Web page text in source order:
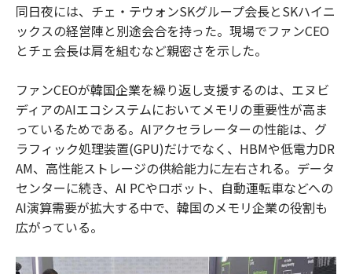
同日夜には、チェ・テウォンSKグループ会長とSKハイニ
ックスの経営陣と別途会合を持った。現場でファンCEO
とチェ会長は肩を組むなど親密さを示した。
ファンCEOが韓国企業を繰り返し支援するのは、エヌビ
ディアのAIエコシステムにおいてメモリの重要性が高ま
っているためである。AIアクセラレーターの性能は、グ
ラフィック処理装置(GPU)だけでなく、HBMや低電力DR
AM、高性能ストレージの供給能力に左右される。データ
センターに続き、AI PCやロボット、自動運転車などへの
AI演算需要が拡大する中で、韓国のメモリ企業の役割も
広がっている。